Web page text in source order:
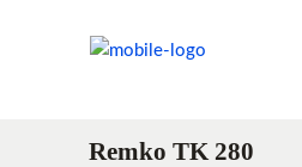
Remko TK 280